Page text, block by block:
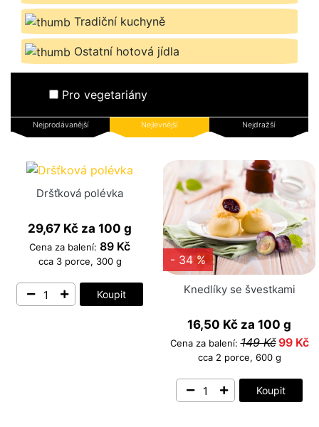
Tradiční kuchyně
Ostatní hotová jídla
Pro vegetariány
Nejprodávanější Nejlevnější Nejdražší
Dršťková polévka
29,67 Kč za 100 g
Cena za balení: 89 Kč
cca 3 porce, 300 g
Koupit
- 34 %
Knedlíky se švestkami
16,50 Kč za 100 g
Cena za balení:149 Kč 99 Kč
cca 2 porce, 600 g
Koupit